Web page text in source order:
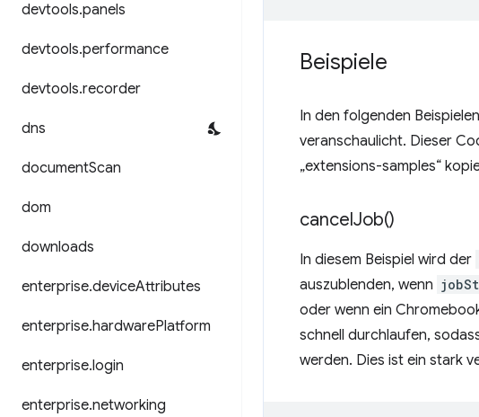
devtools.panels
devtools.performance
devtools.recorder
dns
documentScan
dom
downloads
enterprise.deviceAttributes
enterprise.hardwarePlatform
enterprise.login
enterprise.networking
Beispiele
In den folgenden
veranschaulicht. Dieser
„extensions-samples“
cancelJob()
In diesem Beispiel wird der
auszublenden, wenn
oder wenn ein
schnell durchlaufen,
werden. Dies ist ein stark